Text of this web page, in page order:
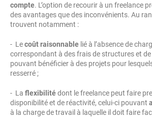
compte. L’option de recourir à un freelance
des avantages que des inconvénients. Au
trouvent notamment :
- Lecoût raisonnable lié à l’absence de
correspondant à des frais de structures et de
pouvant bénéficier à des projets pour
resserré ;
- La flexibilitédont le freelance peut faire
disponibilité et de réactivité, celui-ci pouvant
à la charge de travail à laquelle il doit faire